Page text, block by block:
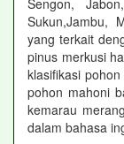
Sengon,
Sukun,Jambu,
yang terkait
pinus merkusi
klasifikasi
pohon mahoni
kemarau
dalam bahasa